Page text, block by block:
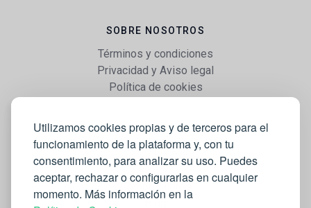
Utilizamos cookies propias y de terceros para el
funcionamiento de la plataforma y, con tu
consentimiento, para analizar su uso. Puedes
aceptar, rechazar o configurarlas en cualquier
momento. Más información en la
SOBRE NOSOTROS
Términos y condiciones
Privacidad y Aviso legal
Política de cookies
WEB
Vender libros
Mi cuenta
Comprar libros